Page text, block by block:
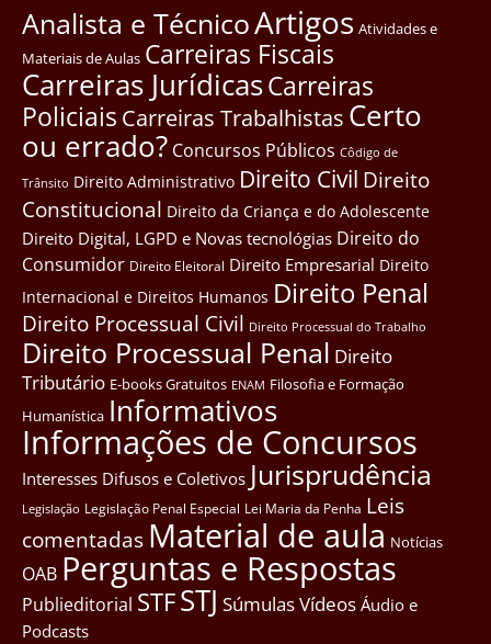
Analista e TécnicoArtigos Atividades e
Materiais de Aulas Carreiras Fiscais
Carreiras JurídicasCarreiras
Policiais Carreiras Trabalhistas Certo
ou errado? Concursos Públicos Côdigo de
Trânsito Direito Administrativo Direito Civil Direito
Constitucional Direito da Criança e do Adolescente
Direito Digital, LGPD e Novas tecnológias Direito do
Consumidor Direito Eleitoral Direito Empresarial Direito
Internacional e Direitos Humanos Direito Penal
Direito Processual Civil Direito Processual do Trabalho
Direito Processual Penal Direito
Tributário E-books Gratuitos ENAM Filosofia e Formação
Humanística Informativos
Informações de Concursos
Interesses Difusos e Coletivos Jurisprudência
Legislação Legislação Penal Especial Lei Maria da Penha Leis
comentadas Material de aula Notícias
OAB Perguntas e Respostas
Publieditorial STFSTJ SúmulasVídeos Áudio e
Podcasts